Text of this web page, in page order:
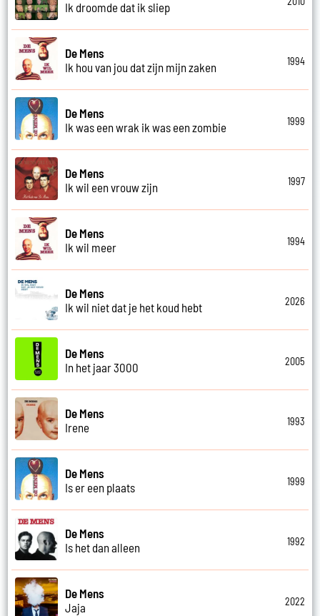
Ik droomde dat ik sliep
De Mens
Ik hou van jou dat zijn mijn zaken
1994
De Mens
Ik was een wrak ik was een zombie
1999
De Mens
Ik wil een vrouw zijn
1997
De Mens
Ik wil meer
1994
De Mens
Ik wil niet dat je het koud hebt
2026
De Mens
In het jaar 3000
2005
De Mens
Irene
1993
De Mens
Is er een plaats
1999
De Mens
Is het dan alleen
1992
De Mens
Jaja
2022